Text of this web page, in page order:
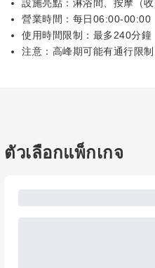
設施亮點：淋浴間、按摩（
營業時間：每日06:00-00:00
使用時間限制：最多240分鐘
注意：高峰期可能有通行限制
ตัวเลือกแพ็กเกจ